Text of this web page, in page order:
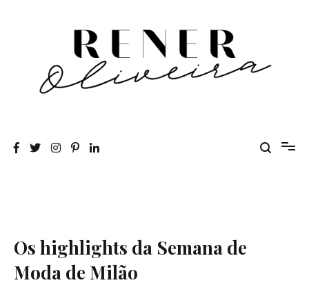
Os highlights da Semana de
Moda de Milão